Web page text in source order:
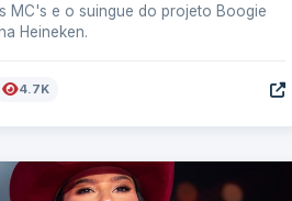
MC's e o suingue do projeto Boogie
Heineken.
4.7K